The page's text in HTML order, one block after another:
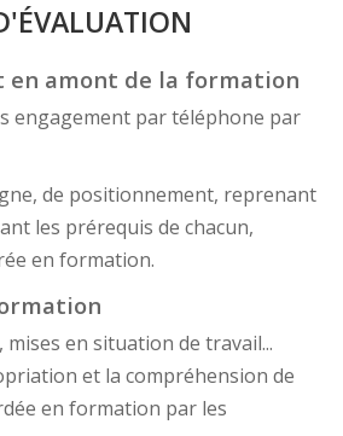
en amont de la formation
engagement par téléphone par
de positionnement, reprenant
les prérequis de chacun,
en formation.
mises en situation de travail...
et la compréhension de
en formation par les